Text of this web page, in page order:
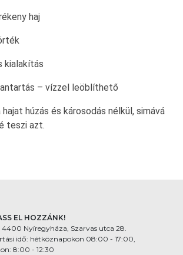
haj
kialakítás
– vízzel leöblíthető
húzás és károsodás nélkül, simává
teszi azt.
EL HOZZÁNK!
Nyíregyháza, Szarvas utca 28.
idő: hétköznapokon 08:00 - 17:00,
8:00 - 12:30